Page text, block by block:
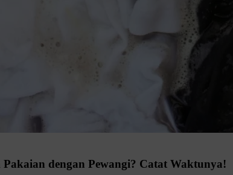
dengan Pewangi? Catat Waktunya!